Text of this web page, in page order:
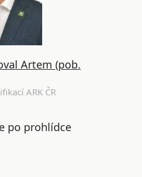
Artem (pob.
ARK ČR
po prohlídce